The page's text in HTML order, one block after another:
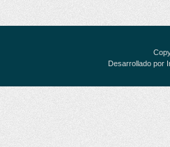
Desarrollado por